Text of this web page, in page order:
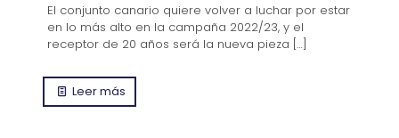
El conjunto canario quiere volver a luchar por estar
en lo más alto en la campaña 2022/23, y el
receptor de 20 años será la nueva pieza […]
Leer más